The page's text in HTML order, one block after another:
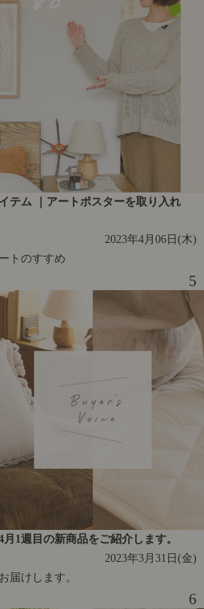
テム ｜アートポスターを取り入れ
2023年4月06日(木)
トのすすめ
5
月1週目の新商品をご紹介します。
2023年3月31日(金)
届けします。
6